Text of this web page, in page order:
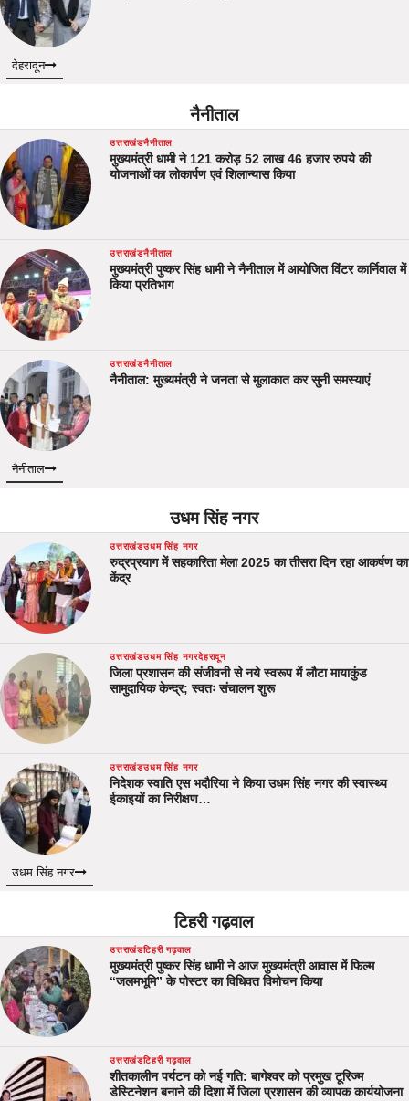
देहरादून
नैनीताल
उत्तराखंडनैनीताल
मुख्यमंत्री धामी ने 121 करोड़ 52 लाख 46 हजार रुपये की
योजनाओं का लोकार्पण एवं शिलान्यास किया
उत्तराखंडनैनीताल
मुख्यमंत्री पुष्कर सिंह धामी ने नैनीताल में आयोजित विंटर कार्निवाल में
किया प्रतिभाग
उत्तराखंडनैनीताल
नैनीताल: मुख्यमंत्री ने जनता से मुलाकात कर सुनी समस्याएं
नैनीताल
उधम सिंह नगर
उत्तराखंडउधम सिंह नगर
रुद्रप्रयाग में सहकारिता मेला 2025 का तीसरा दिन रहा आकर्षण का
केंद्र
उत्तराखंडउधम सिंह नगरदेहरादून
जिला प्रशासन की संजीवनी से नये स्वरूप में लौटा मायाकुंड
सामुदायिक केन्द्र; स्वतः संचालन शुरू
उत्तराखंडउधम सिंह नगर
निदेशक स्वाति एस भदौरिया ने किया उधम सिंह नगर की स्वास्थ्य
ईकाइयों का निरीक्षण…
उधम सिंह नगर
टिहरी गढ़वाल
उत्तराखंडटिहरी गढ़वाल
मुख्यमंत्री पुष्कर सिंह धामी ने आज मुख्यमंत्री आवास में फिल्म
“जलमभूमि” के पोस्टर का विधिवत विमोचन किया
उत्तराखंडटिहरी गढ़वाल
शीतकालीन पर्यटन को नई गति: बागेश्वर को प्रमुख टूरिज्म
डेस्टिनेशन बनाने की दिशा में जिला प्रशासन की व्यापक कार्ययोजना